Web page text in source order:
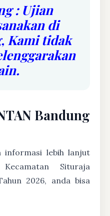
: Ujian
di
Kami tidak
Bandung
informasi lebih lanjut
Situraja
2026, anda bisa